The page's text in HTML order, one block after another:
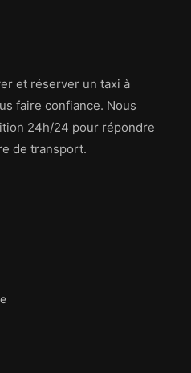
et réserver un taxi à
faire confiance. Nous
24h/24 pour répondre
de transport.